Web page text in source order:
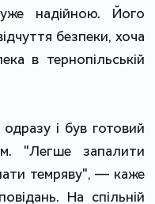
надійною. Його
безпеки, хоча
в тернопільській
і був готовий
"Легше запалити
темряву", — каже
На спільній